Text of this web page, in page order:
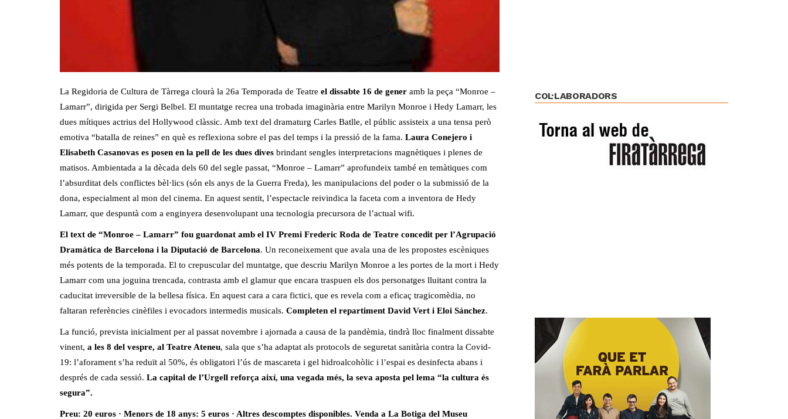
La Regidoria de Cultura de Tàrrega clourà la 26a Temporada de Teatre el dissabte 16 de gener amb la peça “Monroe –
Lamarr”, dirigida per Sergi Belbel. El muntatge recrea una trobada imaginària entre Marilyn Monroe i Hedy Lamarr, les
dues mítiques actrius del Hollywood clàssic. Amb text del dramaturg Carles Batlle, el públic assisteix a una tensa però
emotiva “batalla de reines” en què es reflexiona sobre el pas del temps i la pressió de la fama. Laura Conejero i
Elisabeth Casanovas es posen en la pell de les dues dives brindant sengles interpretacions magnètiques i plenes de
matisos. Ambientada a la dècada dels 60 del segle passat, “Monroe – Lamarr” aprofundeix també en temàtiques com
l’absurditat dels conflictes bèl·lics (són els anys de la Guerra Freda), les manipulacions del poder o la submissió de la
dona, especialment al mon del cinema. En aquest sentit, l’espectacle reivindica la faceta com a inventora de Hedy
Lamarr, que despuntà com a enginyera desenvolupant una tecnologia precursora de l’actual wifi.
El text de “Monroe – Lamarr” fou guardonat amb el IV Premi Frederic Roda de Teatre concedit per l’Agrupació
Dramàtica de Barcelona i la Diputació de Barcelona. Un reconeixement que avala una de les propostes escèniques
més potents de la temporada. El to crepuscular del muntatge, que descriu Marilyn Monroe a les portes de la mort i Hedy
Lamarr com una joguina trencada, contrasta amb el glamur que encara traspuen els dos personatges lluitant contra la
caducitat irreversible de la bellesa física. En aquest cara a cara fictici, que es revela com a eficaç tragicomèdia, no
faltaran referències cinèfiles i evocadors intermedis musicals. Completen el repartiment David Vert i Eloi Sánchez.
La funció, prevista inicialment per al passat novembre i ajornada a causa de la pandèmia, tindrà lloc finalment dissabte
vinent, a les 8 del vespre, al Teatre Ateneu, sala que s’ha adaptat als protocols de seguretat sanitària contra la Covid-
19: l’aforament s’ha reduït al 50%, és obligatori l’ús de mascareta i gel hidroalcohòlic i l’espai es desinfecta abans i
després de cada sessió. La capital de l’Urgell reforça així, una vegada més, la seva aposta pel lema “la cultura és
segura”.
Preu: 20 euros · Menors de 18 anys: 5 euros · Altres descomptes disponibles. Venda a La Botiga del Museu
COL·LABORADORS